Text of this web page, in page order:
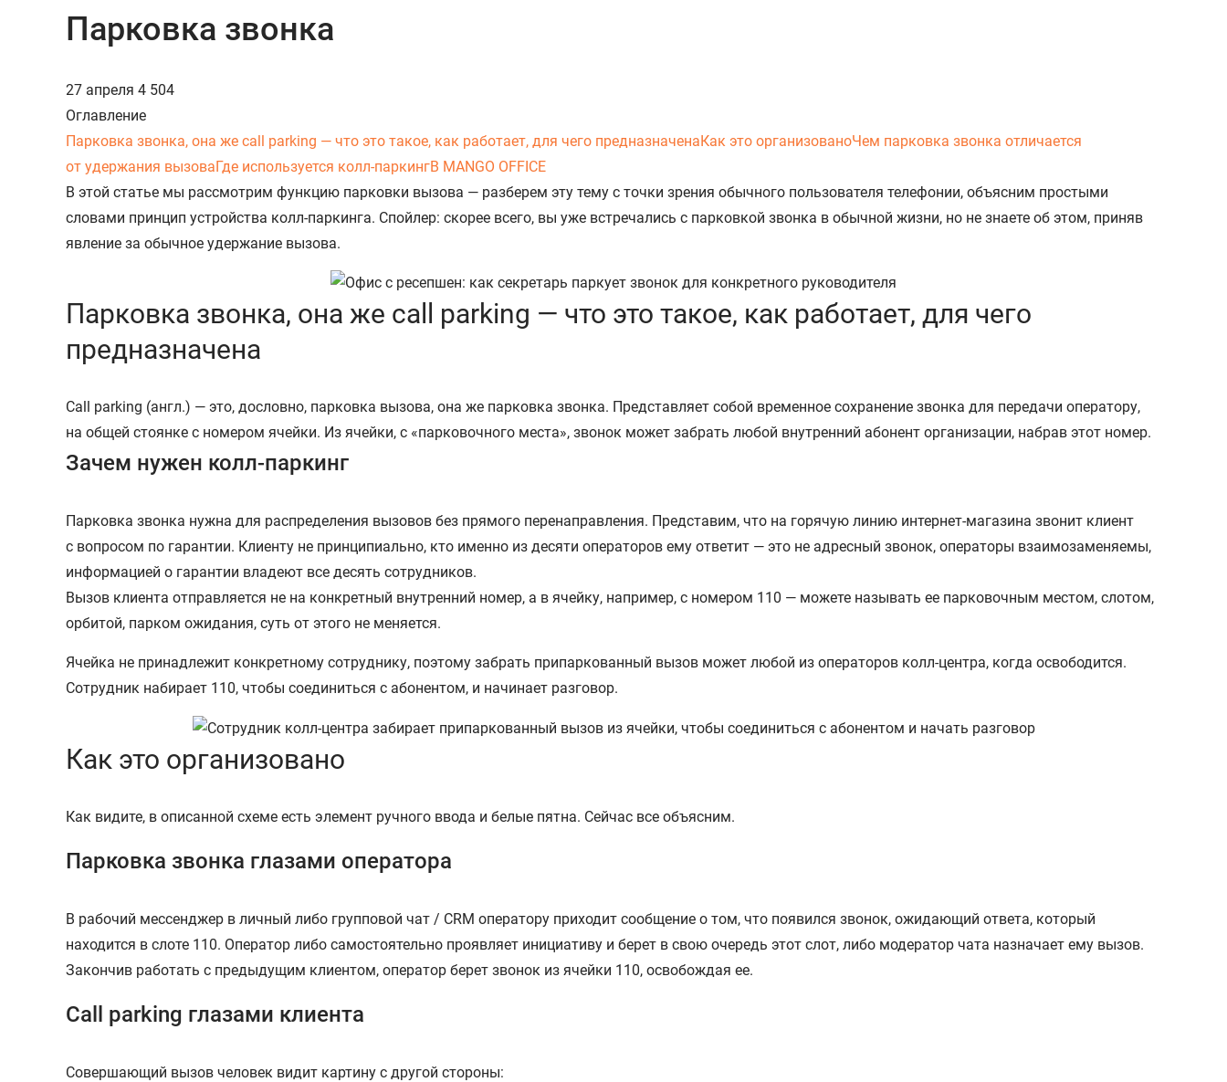
Парковка звонка
27 апреля 4 504
Оглавление
Парковка звонка, она же call parking — что это такое, как работает, для чего предназначенаКак это организованоЧем парковка звонка отличается
от удержания вызоваГде используется колл-паркингВ MANGO OFFICE
В этой статье мы рассмотрим функцию парковки вызова — разберем эту тему с точки зрения обычного пользователя телефонии, объясним простыми
словами принцип устройства колл-паркинга. Спойлер: скорее всего, вы уже встречались с парковкой звонка в обычной жизни, но не знаете об этом, приняв
явление за обычное удержание вызова.
Парковка звонка, она же call parking — что это такое, как работает, для чего
предназначена
Call parking (англ.) — это, дословно, парковка вызова, она же парковка звонка. Представляет собой временное сохранение звонка для передачи оператору,
на общей стоянке с номером ячейки. Из ячейки, с «парковочного места», звонок может забрать любой внутренний абонент организации, набрав этот номер.
Зачем нужен колл-паркинг
Парковка звонка нужна для распределения вызовов без прямого перенаправления. Представим, что на горячую линию интернет-магазина звонит клиент
с вопросом по гарантии. Клиенту не принципиально, кто именно из десяти операторов ему ответит — это не адресный звонок, операторы взаимозаменяемы,
информацией о гарантии владеют все десять сотрудников.
Вызов клиента отправляется не на конкретный внутренний номер, а в ячейку, например, с номером 110 — можете называть ее парковочным местом, слотом,
орбитой, парком ожидания, суть от этого не меняется.
Ячейка не принадлежит конкретному сотруднику, поэтому забрать припаркованный вызов может любой из операторов колл-центра, когда освободится.
Сотрудник набирает 110, чтобы соединиться с абонентом, и начинает разговор.
Как это организовано
Как видите, в описанной схеме есть элемент ручного ввода и белые пятна. Сейчас все объясним.
Парковка звонка глазами оператора
В рабочий мессенджер в личный либо групповой чат / CRM оператору приходит сообщение о том, что появился звонок, ожидающий ответа, который
находится в слоте 110. Оператор либо самостоятельно проявляет инициативу и берет в свою очередь этот слот, либо модератор чата назначает ему вызов.
Закончив работать с предыдущим клиентом, оператор берет звонок из ячейки 110, освобождая ее.
Call parking глазами клиента
Совершающий вызов человек видит картину с другой стороны: